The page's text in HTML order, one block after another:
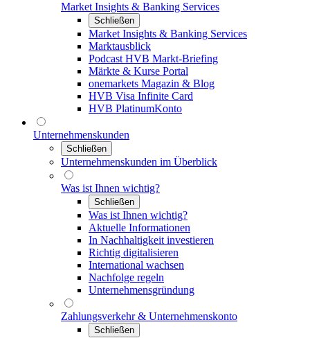
Market Insights & Banking Services
Schließen
Market Insights & Banking Services
Marktausblick
Podcast HVB Markt-Briefing
Märkte & Kurse Portal
onemarkets Magazin & Blog
HVB Visa Infinite Card
HVB PlatinumKonto
Unternehmenskunden
Schließen
Unternehmenskunden im Überblick
Was ist Ihnen wichtig?
Schließen
Was ist Ihnen wichtig?
Aktuelle Informationen
In Nachhaltigkeit investieren
Richtig digitalisieren
International wachsen
Nachfolge regeln
Unternehmensgründung
Zahlungsverkehr & Unternehmenskonto
Schließen